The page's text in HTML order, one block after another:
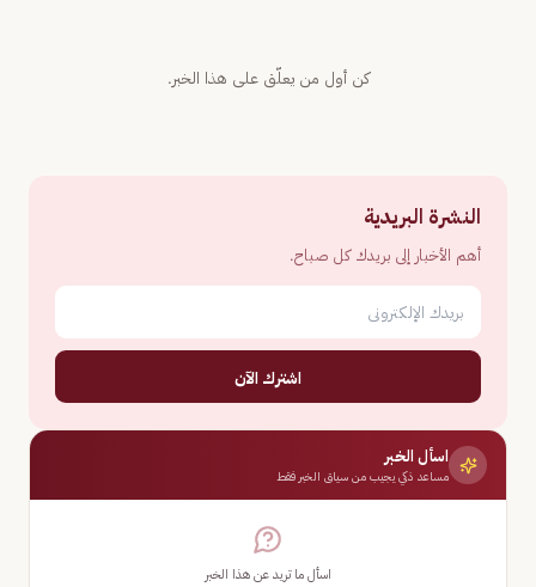
كن أول من يعلّق على هذا الخبر.
النشرة البريدية
أهم الأخبار إلى بريدك كل صباح.
اشترك الآن
اسأل الخبر
مساعد ذكي يجيب من سياق الخبر فقط
اسأل ما تريد عن هذا الخبر